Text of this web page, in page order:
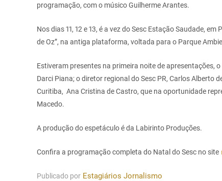
programação, com o músico Guilherme Arantes.
Nos dias 11, 12 e 13, é a vez do Sesc Estação Saudade,
de Oz”, na antiga plataforma, voltada para o Parque
Estiveram presentes na primeira noite de apresentações,
Darci Piana; o diretor regional do Sesc PR, Carlos Alberto
Curitiba, Ana Cristina de Castro, que na oportunidade
Macedo.
A produção do espetáculo é da Labirinto Produções.
Confira a programação completa do Natal do Sesc no site
Publicado por Estagiários Jornalismo